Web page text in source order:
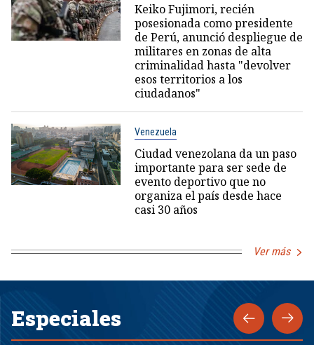
Keiko Fujimori, recién
posesionada como presidente
de Perú, anunció despliegue de
militares en zonas de alta
criminalidad hasta "devolver
esos territorios a los
ciudadanos"
Venezuela
Ciudad venezolana da un paso
importante para ser sede de
evento deportivo que no
organiza el país desde hace
casi 30 años
Ver más
Especiales